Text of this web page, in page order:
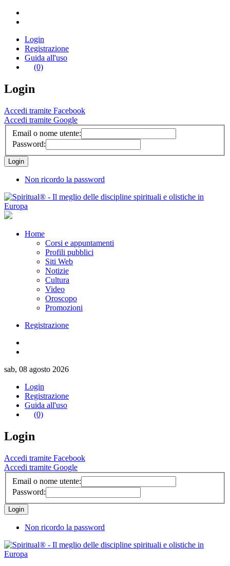
Login
Registrazione
Guida all'uso
(0)
Login
Accedi tramite Facebook
Accedi tramite Google
Email o nome utente:
Password:
Non ricordo la password
Home
Corsi e appuntamenti
Profili pubblici
Siti Web
Notizie
Cultura
Video
Oroscopo
Promozioni
Registrazione
sab, 08 agosto 2026
Login
Registrazione
Guida all'uso
(0)
Login
Accedi tramite Facebook
Accedi tramite Google
Email o nome utente:
Password:
Non ricordo la password